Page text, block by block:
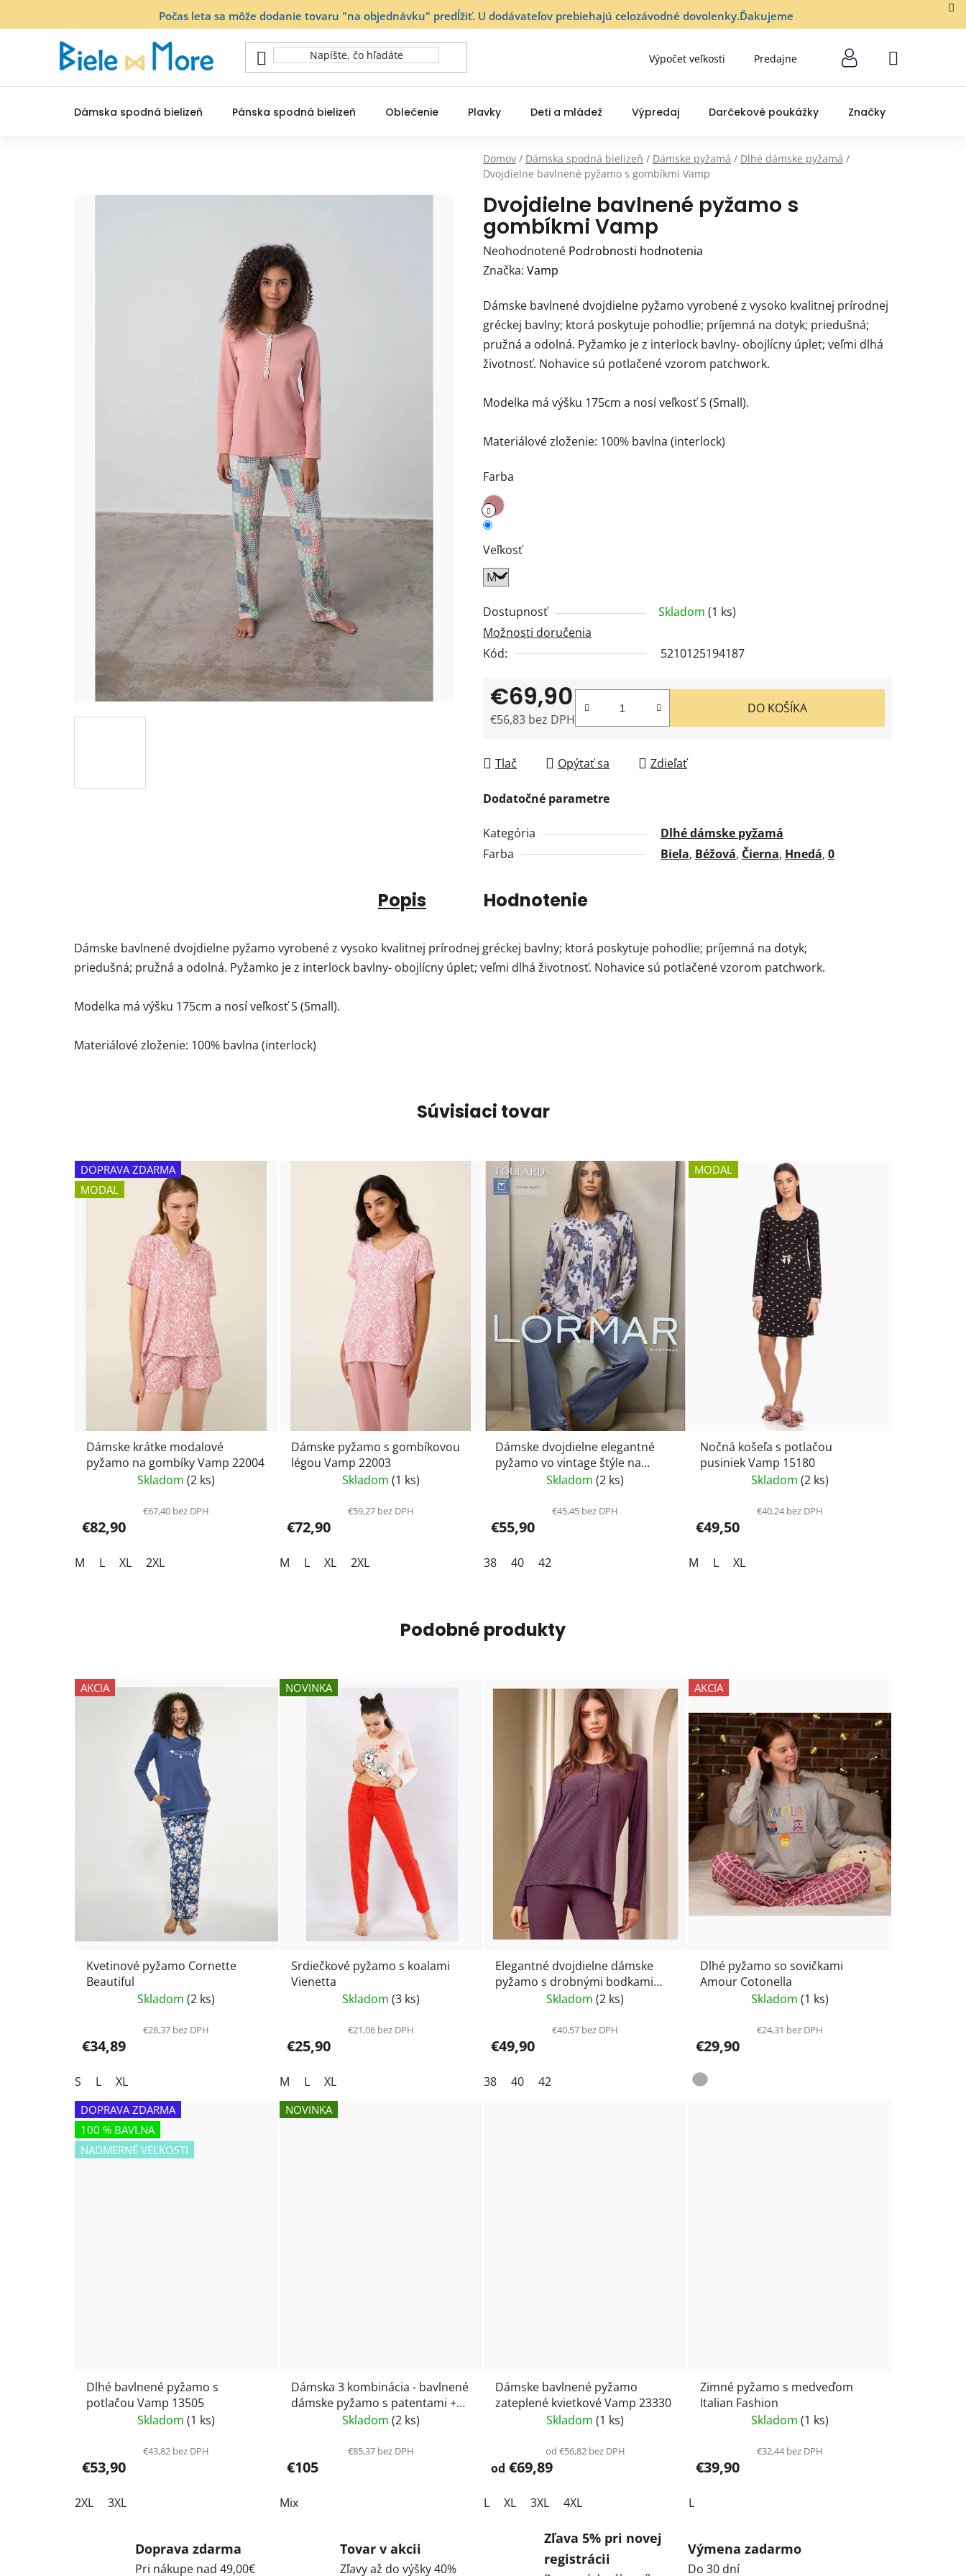
Počas leta sa môže dodanie tovaru "na objednávku" predĺžiť. U dodávateľov prebiehajú celozávodné dovolenky.Ďakujeme
Výpočet veľkosti Predajne
NÁKUPNÝ
Dámska spodná bielizeň Pánska spodná bielizeň Oblečenie Plavky Deti a mládež Výpredaj Darčekové poukážky Značky
Domov / Dámska spodná bielizeň / Dámske pyžamá / Dlhé dámske pyžamá /
Dvojdielne bavlnené pyžamo s gombíkmi Vamp
Dvojdielne bavlnené pyžamo s
gombíkmi Vamp
Priemerné
hodnotenie
je
0,0
z
5
Neohodnotené Podrobnosti hodnotenia
Značka: Vamp
Dámske bavlnené dvojdielne pyžamo vyrobené z vysoko kvalitnej prírodnej
gréckej bavlny; ktorá poskytuje pohodlie; príjemná na dotyk; priedušná;
pružná a odolná. Pyžamko je z interlock bavlny- obojlícny úplet; veľmi dlhá
životnosť. Nohavice sú potlačené vzorom patchwork.
Modelka má výšku 175cm a nosí veľkosť S (Small).
Materiálové zloženie: 100% bavlna (interlock)
Farba
Veľkosť
Dostupnosť Skladom (1 ks)
Možnosti doručenia
Kód:
5210125194187
€69,90
€56,83 bez DPH
DO KOŠÍKA
Tlač Opýtať sa Zdieľať
Dodatočné parametre
Kategória
Dlhé dámske pyžamá
Farba
Biela, Béžová, Čierna, Hnedá, 0
Popis Hodnotenie
Dámske bavlnené dvojdielne pyžamo vyrobené z vysoko kvalitnej prírodnej gréckej bavlny; ktorá poskytuje pohodlie; príjemná na dotyk;
priedušná; pružná a odolná. Pyžamko je z interlock bavlny- obojlícny úplet; veľmi dlhá životnosť. Nohavice sú potlačené vzorom patchwork.
Modelka má výšku 175cm a nosí veľkosť S (Small).
Materiálové zloženie: 100% bavlna (interlock)
Súvisiaci tovar
DOPRAVA ZDARMA
MODAL
Dámske krátke modalové
pyžamo na gombíky Vamp 22004
Skladom(2 ks)
€67,40 bez DPH
€82,90
M L XL 2XL
Dámske pyžamo s gombíkovou
légou Vamp 22003
Skladom (1 ks)
€59,27 bez DPH
€72,90
M L XL 2XL
Dámske dvojdielne elegantné
pyžamo vo vintage štýle na
gombíky Lormar Foulard 853838
Skladom(2 ks)
€45,45 bez DPH
€55,90
38 40 42
MODAL
Nočná košeľa s potlačou
pusiniek Vamp 15180
Skladom (2 ks)
€40,24 bez DPH
€49,50
M L XL
Podobné produkty
AKCIA
Kvetinové pyžamo Cornette
Beautiful
Skladom(2 ks)
€28,37 bez DPH
€34,89
S L XL
NOVINKA
Srdiečkové pyžamo s koalami
Vienetta
Skladom (3 ks)
€21,06 bez DPH
€25,90
M L XL
Elegantné dvojdielne dámske
pyžamo s drobnými bodkami
Lormar Esprit 653837
Skladom(2 ks)
€40,57 bez DPH
€49,90
38 40 42
AKCIA
Dlhé pyžamo so sovičkami
Amour Cotonella
Skladom (1 ks)
€24,31 bez DPH
€29,90
DOPRAVA ZDARMA
100 % BAVLNA
NADMERNÉ VEĽKOSTI
Dlhé bavlnené pyžamo s
potlačou Vamp 13505
Skladom(1 ks)
€43,82 bez DPH
€53,90
2XL 3XL
NOVINKA
Dámska 3 kombinácia - bavlnené
dámske pyžamo s patentami +
vesta soft Vamp 19443
Skladom (2 ks)
€85,37 bez DPH
€105
Mix
Dámske bavlnené pyžamo
zateplené kvietkové Vamp 23330
Skladom(1 ks)
od €56,82 bez DPH
od €69,89
L XL 3XL 4XL
Zimné pyžamo s medveďom
Italian Fashion
Skladom (1 ks)
€32,44 bez DPH
€39,90
L
Doprava zdarma
Pri nákupe nad 49,00€
Tovar v akcii
Zľavy až do výšky 40%
Zľava 5% pri novej
registrácii
Výmena zadarmo
Do 30 dní